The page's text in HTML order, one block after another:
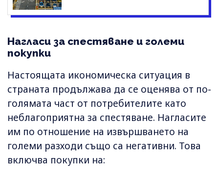
Нагласи за спестяване и големи
покупки
Настоящата икономическа ситуация в
страната продължава да се оценява от по-
голямата част от потребителите като
неблагоприятна за спестяване. Нагласите
им по отношение на извършването на
големи разходи също са негативни. Това
включва покупки на: